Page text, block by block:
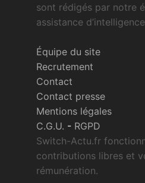
sont rédigés par notre
assistance
Équipe du site
Recrutement
Contact
Contact presse
Mentions légales
C.G.U. - RGPD
Switch-Actu.fr
contributions libres et
rémunération.